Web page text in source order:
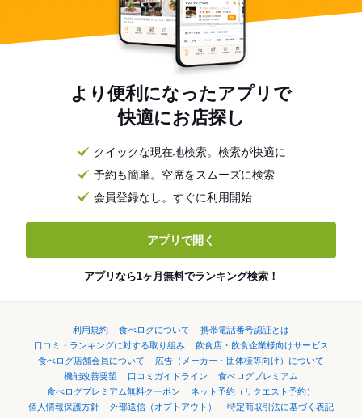
より便利になったアプリで
快適にお店探し
クイックな現在地検索。検索が快適に
予約も簡単。空席をスムーズに検索
会員登録なし。すぐに利用開始
アプリで開く
アプリなら1ヶ月無料でランキング検索！
利用規約 食べログについて
携帯電話番号認証とは
口コミ・ランキングに対する取り組み
飲食店・飲食企業様向けサービス
食べログ店舗会員について
広告（メーカー・団体様等向け）について
機能改善要望
口コミガイドライン
食べログプレミアム
食べログプレミアム無料クーポン
ネット予約（リクエスト予約）
個人情報保護方針
外部送信（オプトアウト）
特定商取引法に基づく表記